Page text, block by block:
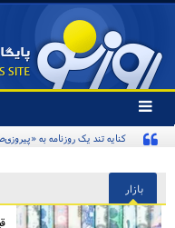
تغییر
وضعیت
منوی
ها
کنایه تند یک روزنامه به
بازار